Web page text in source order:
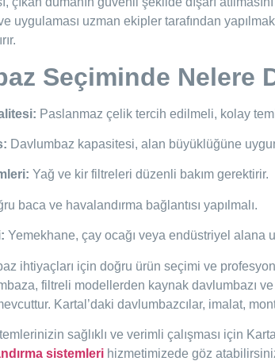
uygulaması uzman ekipler tarafından
Seçiminde Nelere
Paslanmaz çelik tercih edilmeli, kolay
Davlumbaz kapasitesi, alan büyüklüğüne
Yağ ve kir filtreleri düzenli bakım gerektirir.
baca ve havalandırma bağlantısı yapılmalı.
Yemekhane, çay ocağı veya endüstriyel alana
ihtiyaçları için doğru ürün seçimi ve
filtreli modellerden kaynak davlumbazı
Kartal’daki davlumbazcılar, imalat,
sağlıklı ve verimli çalışması için
sistemleri hizmetimizede göz